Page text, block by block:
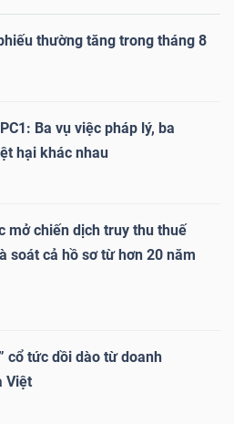
thường tăng trong tháng 8
PC1: Ba vụ việc pháp lý, ba
hại khác nhau
mở chiến dịch truy thu thuế
soát cả hồ sơ từ hơn 20 năm
cổ tức dồi dào từ doanh
Việt